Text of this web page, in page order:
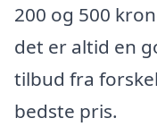
200 og 500
det er altid en
tilbud fra
bedste pris.